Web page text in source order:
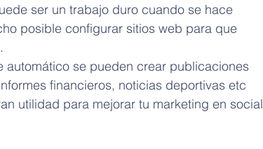
ser un trabajo duro cuando se hace
posible configurar sitios web para que
se pueden crear publicaciones
financieros, noticias deportivas etc
utilidad para mejorar tu marketing en social